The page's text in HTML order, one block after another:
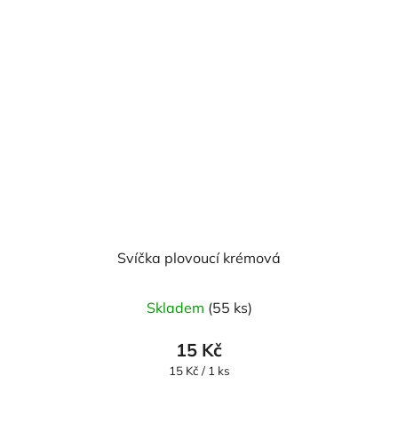
Svíčka plovoucí krémová
hodnocení
produktu
je
Skladem (55 ks)
15 Kč
Měrná
15 Kč / 1 ks